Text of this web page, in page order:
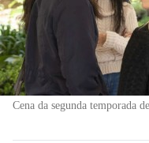
Cena da segunda temporada